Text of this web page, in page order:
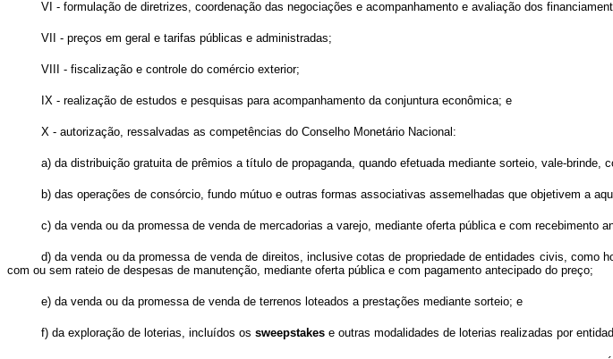
VI - formulação de diretrizes, coordenação das negociações e acompanhamento e avaliação dos
VII - preços em geral e tarifas públicas e administradas;
VIII - fiscalização e controle do comércio exterior;
IX - realização de estudos e pesquisas para acompanhamento da conjuntura econômica; e
X - autorização, ressalvadas as competências do Conselho Monetário Nacional:
a) da distribuição gratuita de prêmios a título de propaganda, quando efetuada mediante sorteio, vale-brinde,
b) das operações de consórcio, fundo mútuo e outras formas associativas assemelhadas que objetivem a
c) da venda ou da promessa de venda de mercadorias a varejo, mediante oferta pública e com recebimento
d) da venda ou da promessa de venda de direitos, inclusive cotas de propriedade de entidades civis,
com ou sem rateio de despesas de manutenção, mediante oferta pública e com pagamento antecipado do preço;
e) da venda ou da promessa de venda de terrenos loteados a prestações mediante sorteio; e
f) da exploração de loterias, incluídos os sweepstakese outras modalidades de loterias realizadas por